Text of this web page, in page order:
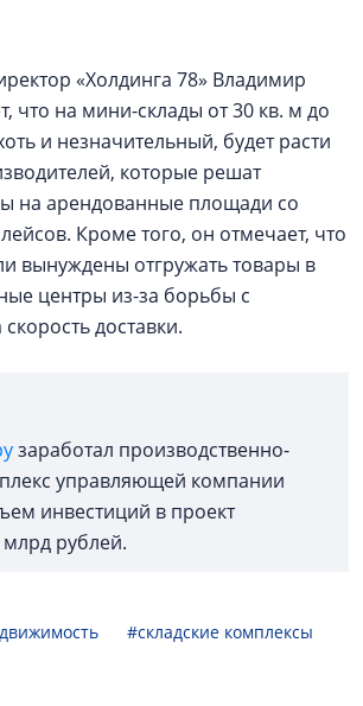
«Холдинга 78» Владимир
что на мини-склады от 30 кв. м до
и незначительный, будет расти
которые решат
на арендованные площади со
Кроме того, он отмечает, что
вынуждены отгружать товары в
центры из-за борьбы с
доставки.
заработал производственно-
управляющей компании
инвестиций в проект
рублей.
#складские комплексы